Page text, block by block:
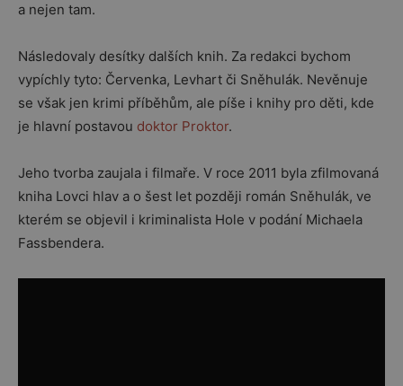
a nejen tam.
Následovaly desítky dalších knih. Za redakci bychom
vypíchly tyto: Červenka, Levhart či Sněhulák. Nevěnuje
se však jen krimi příběhům, ale píše i knihy pro děti, kde
je hlavní postavou doktor Proktor.
Jeho tvorba zaujala i filmaře. V roce 2011 byla zfilmovaná
kniha Lovci hlav a o šest let později román Sněhulák, ve
kterém se objevil i kriminalista Hole v podání Michaela
Fassbendera.